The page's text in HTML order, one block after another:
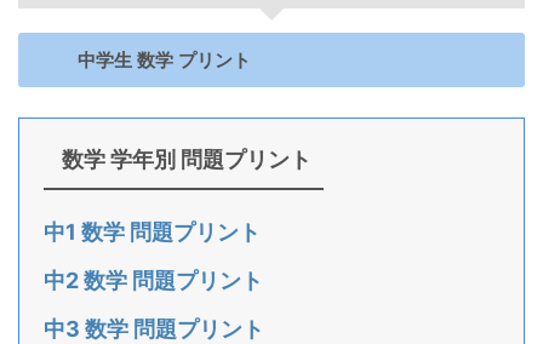
中学生 数学 プリント
数学 学年別 問題プリント
中1 数学 問題プリント
中2 数学 問題プリント
中3 数学 問題プリント